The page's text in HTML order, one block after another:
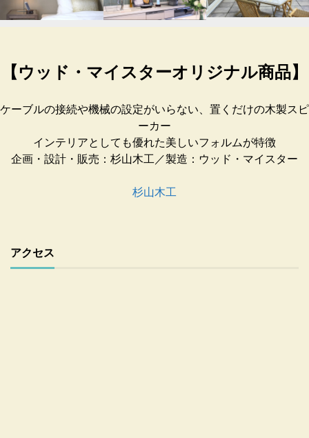
【ウッド・マイスターオリジナル商品】
ケーブルの接続や機械の設定がいらない、置くだけの木製スピ
ーカー
インテリアとしても優れた美しいフォルムが特徴
企画・設計・販売：杉山木工／製造：ウッド・マイスター
杉山木工
アクセス